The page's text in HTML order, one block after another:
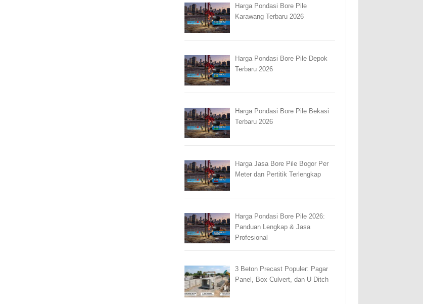
Harga Pondasi Bore Pile
Karawang Terbaru 2026
Harga Pondasi Bore Pile Depok
Terbaru 2026
Harga Pondasi Bore Pile Bekasi
Terbaru 2026
Harga Jasa Bore Pile Bogor Per
Meter dan Pertitik Terlengkap
Harga Pondasi Bore Pile 2026:
Panduan Lengkap & Jasa
Profesional
3 Beton Precast Populer: Pagar
Panel, Box Culvert, dan U Ditch